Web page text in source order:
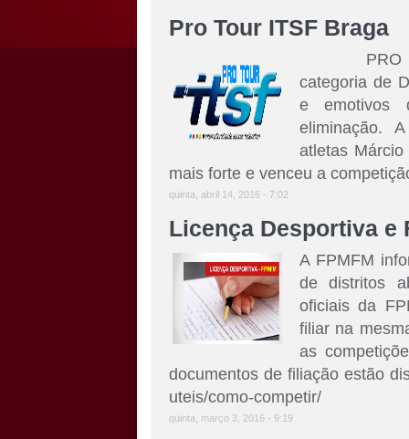
Pro Tour ITSF Braga
PRO
categoria de
e emotivos
eliminação.
atletas
mais forte e venceu a
quinta, abril 14, 2016 - 7:02
Licença Desportiva e
A FPMFM
de distritos
oficiais da
filiar na
as
documentos de filiação estão
uteis/como-competir/
quinta, março 3, 2016 - 9:19